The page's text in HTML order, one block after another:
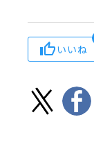
いいね